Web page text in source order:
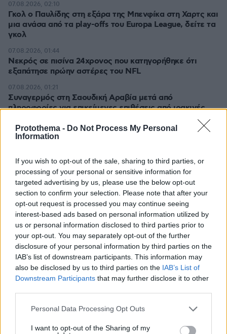
Protothema - Do Not Process My Personal
Information
If you wish to opt-out of the sale, sharing to third parties, or
processing of your personal or sensitive information for
targeted advertising by us, please use the below opt-out
section to confirm your selection. Please note that after your
opt-out request is processed you may continue seeing
interest-based ads based on personal information utilized by
us or personal information disclosed to third parties prior to
your opt-out. You may separately opt-out of the further
disclosure of your personal information by third parties on the
IAB’s list of downstream participants. This information may
also be disclosed by us to third parties on the IAB’s List of
Downstream Participants that may further disclose it to other
Please note that this website/app uses one or more Google
not limited to your visit or usage behaviour. You may click to
Personal Data Processing Opt Outs
I want to opt-out of the Sharing of my
Γκολ ο Παυλίδης στη εξάρα της Μπενφίκα στη Χαρτς και
μια ανάσα από τα play-offs του Europa League, δείτε τα
γκολ
07.08.2026, 02:10
Νεκρός σε πισίνα 24χρονος που κατηγορήθηκε ότι
εξαπάτησε πρώην αστέρες του NFL
07.08.2026, 01:44
Συναγερμός στη Σαουδική Αραβία μετά από
πληροφορίες για επικείμενες επιθέσεις από ιρακινές
07.08.2026, 01:21
ΤΑ ΠΙΟ ΔΗΜΟΦΙΛΗ